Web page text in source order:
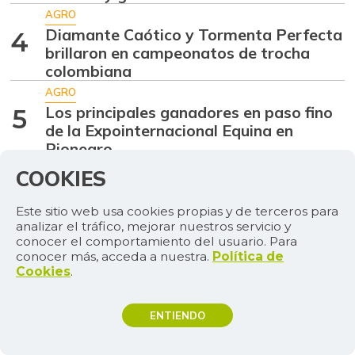
4
AGRO
Diamante Caótico y Tormenta Perfecta
brillaron en campeonatos de trocha
colombiana
5
AGRO
Los principales ganadores en paso fino
de la Expointernacional Equina en
Rionegro
MÁS CONTENIDO DE
MERCADOS
COOKIES
Este sitio web usa cookies propias y de terceros para
analizar el tráfico, mejorar nuestros servicio y
conocer el comportamiento del usuario. Para
conocer más, acceda a nuestra. Política de
Cookies.
ENTIENDO